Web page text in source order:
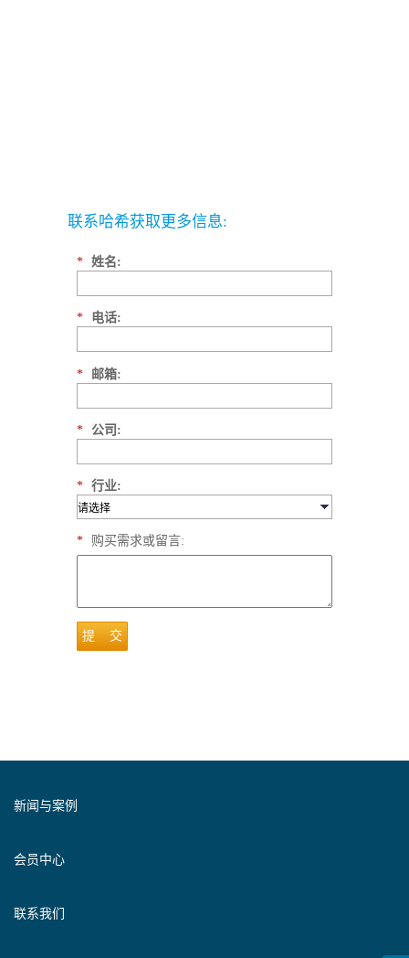
联系哈希获取更多信息:
* 姓名:
* 电话:
* 邮箱:
* 公司:
* 行业:
* 购买需求或留言:
提 交
新闻与案例
会员中心
联系我们